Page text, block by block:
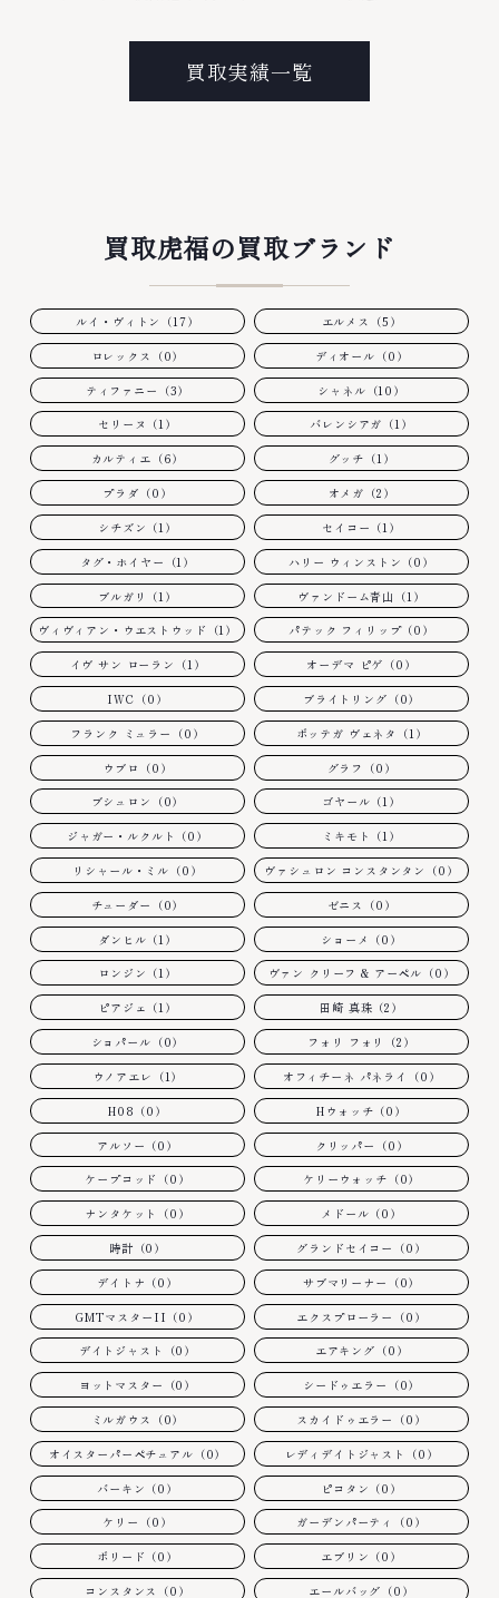
買取実績一覧
買取虎福の買取ブランド
ルイ・ヴィトン（17） エルメス（5）
ロレックス（0） ディオール（0）
ティファニー（3） シャネル（10）
セリーヌ（1） バレンシアガ（1）
カルティエ（6） グッチ（1）
プラダ（0） オメガ（2）
シチズン（1） セイコー（1）
タグ・ホイヤー（1） ハリー ウィンストン（0）
ブルガリ（1） ヴァンドーム青山（1）
ヴィヴィアン・ウエストウッド（1） パテック フィリップ（0）
イヴ サン ローラン（1） オーデマ ピゲ（0）
IWC（0） ブライトリング（0）
フランク ミュラー（0） ボッテガ ヴェネタ（1）
ウブロ（0） グラフ（0）
ブシュロン（0） ゴヤール（1）
ジャガー・ルクルト（0） ミキモト（1）
リシャール・ミル（0） ヴァシュロン コンスタンタン（0）
チューダー（0） ゼニス（0）
ダンヒル（1） ショーメ（0）
ロンジン（1） ヴァン クリーフ & アーペル（0）
ピアジェ（1） 田崎 真珠（2）
ショパール（0） フォリ フォリ（2）
ウノアエレ（1） オフィチーネ パネライ（0）
H08（0） Hウォッチ（0）
アルソー（0） クリッパー（0）
ケープコッド（0） ケリーウォッチ（0）
ナンタケット（0） メドール（0）
時計（0） グランドセイコー（0）
デイトナ（0） サブマリーナー（0）
GMTマスターII（0） エクスプローラー（0）
デイトジャスト（0） エアキング（0）
ヨットマスター（0） シードゥエラー（0）
ミルガウス（0） スカイドゥエラー（0）
オイスターパーペチュアル（0） レディデイトジャスト（0）
バーキン（0） ピコタン（0）
ケリー（0） ガーデンパーティ（0）
ボリード（0） エブリン（0）
コンスタンス（0） エールバッグ（0）